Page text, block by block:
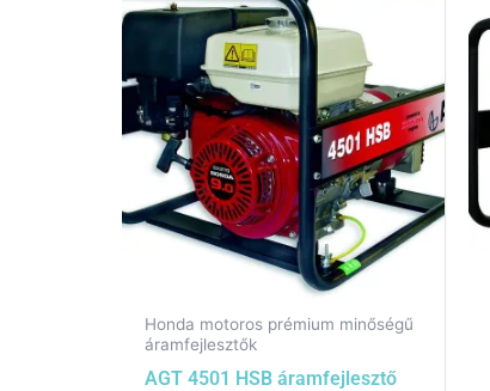
Honda motoros prémium minőségű
áramfejlesztők
AGT 4501 HSB áramfejlesztő